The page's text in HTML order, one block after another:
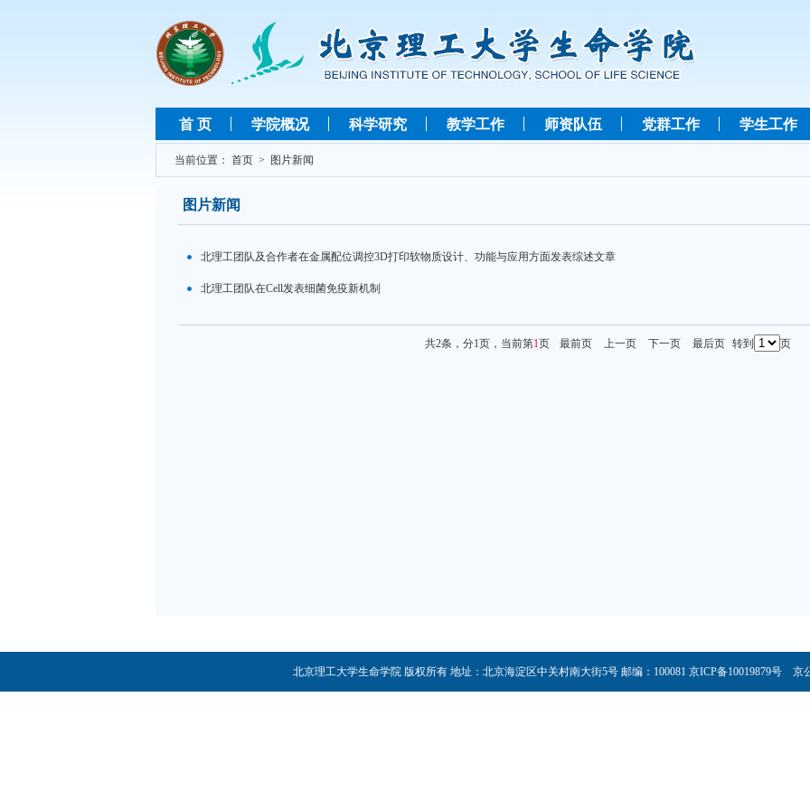
首 页 学院概况 科学研究 教学工作 师资队伍 党群工作 学生工作
当前位置： 首页 > 图片新闻
图片新闻
北理工团队及合作者在金属配位调控3D打印软物质设计、功能与应用方面发表综述文章
北理工团队在Cell发表细菌免疫新机制
共2条，分1页，当前第1页 最前页 上一页 下一页 最后页 转到 页
北京理工大学生命学院 版权所有 地址：北京海淀区中关村南大街5号 邮编：100081 京ICP备10019879号 京